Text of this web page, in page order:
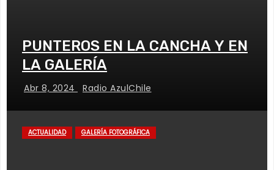
PUNTEROS EN LA CANCHA Y EN
LA GALERÍA
Abr 8, 2024 Radio AzulChile
ACTUALIDAD GALERÍA FOTOGRÁFICA